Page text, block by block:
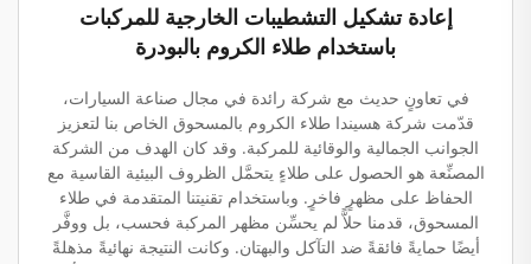
إعادة تشكيل التشطيبات الخارجية للمركبات
باستخدام طلاء الكروم بالبودرة
في تعاونٍ حديث مع شركة رائدة في مجال صناعة السيارات،
قدّمت شركة هسيندا طلاء الكروم بالمسحوق الخاص بنا لتعزيز
الجوانب الجمالية والوقائية للمركبة. وقد كان الهدف من الشركة
المصنِّعة هو الحصول على طلاءٍ يتحمَّل الظروف البيئية القاسية مع
الحفاظ على مظهرٍ فاخرٍ. وباستخدام تقنيتنا المتقدمة في طلاء
المسحوق، قدمنا حلاًّ لم يحسِّن مظهر المركبة فحسب، بل ووفَّر
أيضًا حمايةً فائقةً ضد التآكل والبهتان. وكانت النتيجة نهائيةً مذهلةً